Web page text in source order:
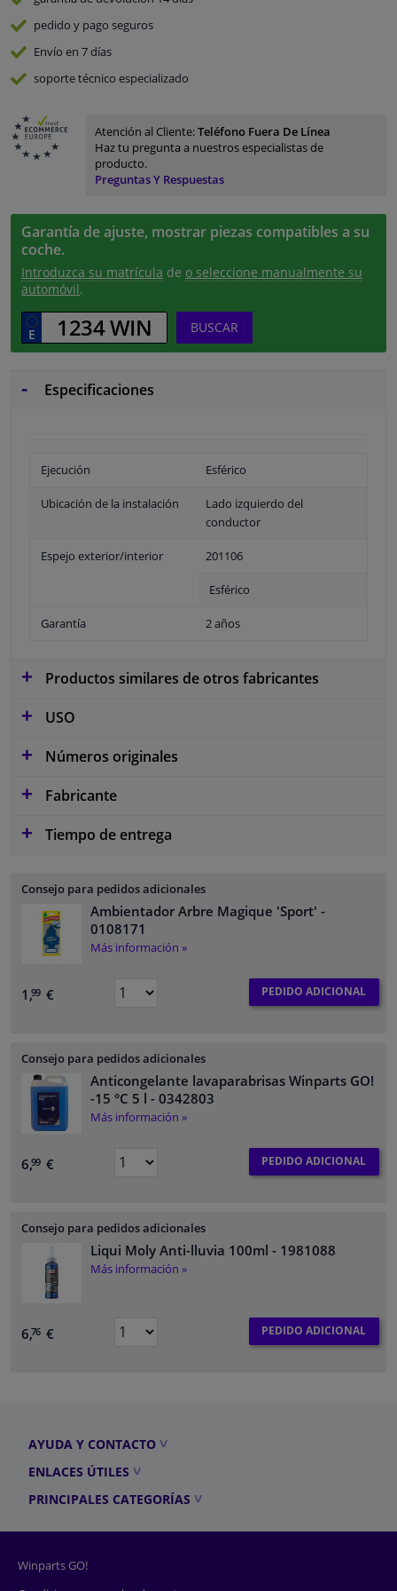
pedido y pago seguros
Envío en 7 días
soporte técnico especializado
Atención al Cliente:Teléfono Fuera De Línea
Haz tu pregunta a nuestros especialistas de
producto.
Preguntas Y Respuestas
Garantía de ajuste, mostrar piezas compatibles a su
coche.
Introduzca su matrícula de o seleccione manualmente su
automóvil.
BUSCAR
Especificaciones
Ejecución Esférico
Ubicación de la instalación
Lado izquierdo del
conductor
Espejo exterior/interior 201106
Esférico
Garantía 2 años
Productos similares de otros fabricantes
USO
Números originales
Fabricante
Tiempo de entrega
Consejo para pedidos adicionales
Ambientador Arbre Magique 'Sport' -
0108171
Más información »
1,99 € PEDIDO ADICIONAL
Consejo para pedidos adicionales
Anticongelante lavaparabrisas Winparts GO!
-15 °C 5 l - 0342803
Más información »
6,99 € PEDIDO ADICIONAL
Consejo para pedidos adicionales
Liqui Moly Anti-lluvia 100ml - 1981088
Más información »
6,76 € PEDIDO ADICIONAL
AYUDA Y CONTACTO
ENLACES ÚTILES
PRINCIPALES CATEGORÍAS
Winparts GO!